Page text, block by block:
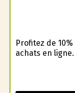
Profitez de
achats en ligne.